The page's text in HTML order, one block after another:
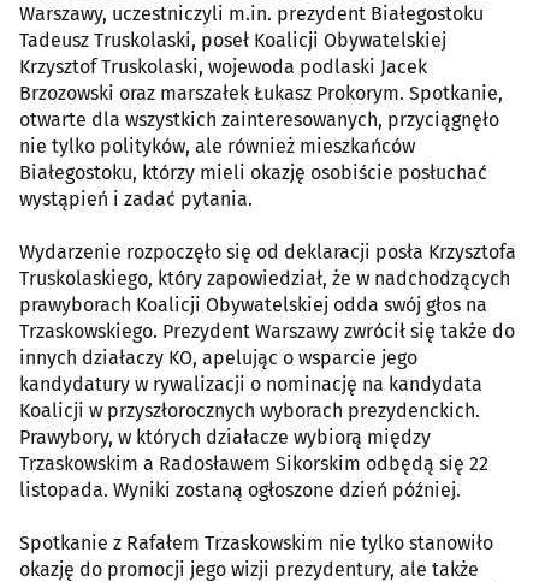
Warszawy, uczestniczyli m.in. prezydent Białegostoku
Tadeusz Truskolaski, poseł Koalicji Obywatelskiej
Krzysztof Truskolaski, wojewoda podlaski Jacek
Brzozowski oraz marszałek Łukasz Prokorym. Spotkanie,
otwarte dla wszystkich zainteresowanych, przyciągnęło
nie tylko polityków, ale również mieszkańców
Białegostoku, którzy mieli okazję osobiście posłuchać
wystąpień i zadać pytania.
Wydarzenie rozpoczęło się od deklaracji posła Krzysztofa
Truskolaskiego, który zapowiedział, że w nadchodzących
prawyborach Koalicji Obywatelskiej odda swój głos na
Trzaskowskiego. Prezydent Warszawy zwrócił się także do
innych działaczy KO, apelując o wsparcie jego
kandydatury w rywalizacji o nominację na kandydata
Koalicji w przyszłorocznych wyborach prezydenckich.
Prawybory, w których działacze wybiorą między
Trzaskowskim a Radosławem Sikorskim odbędą się 22
listopada. Wyniki zostaną ogłoszone dzień później.
Spotkanie z Rafałem Trzaskowskim nie tylko stanowiło
okazję do promocji jego wizji prezydentury, ale także